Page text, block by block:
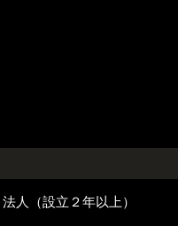
法人（設立２年以上）